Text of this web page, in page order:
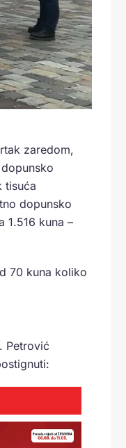
zaredom,
tisuća
dopunsko
1.516 kuna –
70 kuna koliko
Petrović